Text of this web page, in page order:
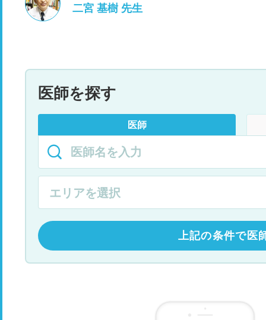
二宮 基樹 先生
医師を探す
医師
上記の条件で医